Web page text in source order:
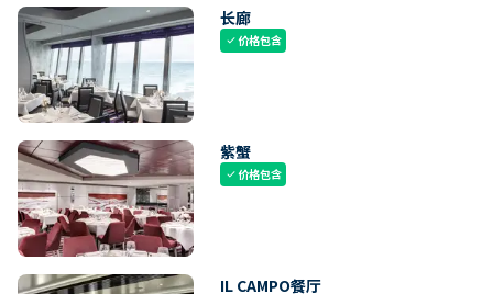
长廊
check价格包含
紫蟹
check价格包含
IL CAMPO餐厅